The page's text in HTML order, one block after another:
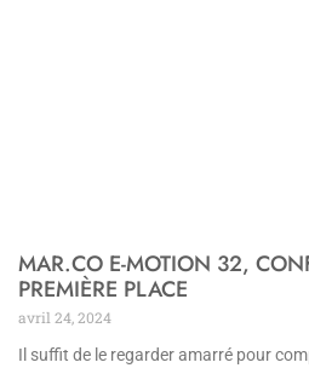
MAR.CO E-MOTION 32,
PREMIÈRE PLACE
avril 24, 2024
Il suffit de le regarder amarré pour